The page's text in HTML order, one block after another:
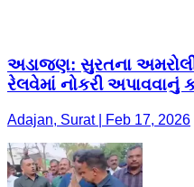
અડાજણ: સુરતના
રેલવેમાં નોકરી
Adajan, Surat | Feb 17, 2026